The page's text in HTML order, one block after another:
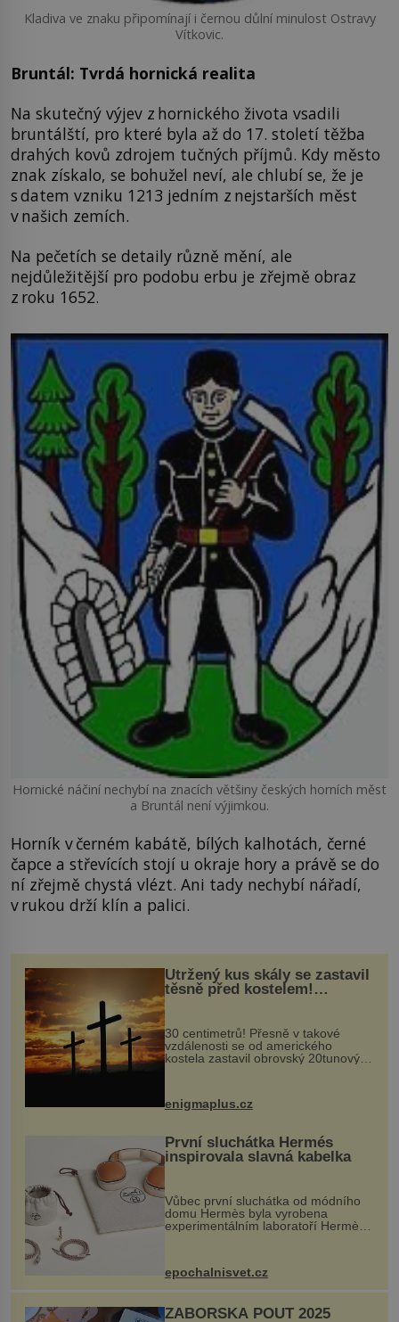
Kladiva ve znaku připomínají i černou důlní minulost Ostravy
Vítkovic.
Bruntál: Tvrdá hornická realita
Na skutečný výjev z hornického života vsadili
bruntálští, pro které byla až do 17. století těžba
drahých kovů zdrojem tučných příjmů. Kdy město
znak získalo, se bohužel neví, ale chlubí se, že je
s datem vzniku 1213 jedním z nejstarších měst
v našich zemích.
Na pečetích se detaily různě mění, ale
nejdůležitější pro podobu erbu je zřejmě obraz
z roku 1652.
Hornické náčiní nechybí na znacích většiny českých horních měst
a Bruntál není výjimkou.
Horník v černém kabátě, bílých kalhotách, černé
čapce a střevících stojí u okraje hory a právě se do
ní zřejmě chystá vlézt. Ani tady nechybí nářadí,
v rukou drží klín a palici.
Utržený kus skály se zastavil
těsně před kostelem!
Ochránila ho boží síla?
30 centimetrů! Přesně v takové
vzdálenosti se od amerického
kostela zastavil obrovský 20tunový
...
enigmaplus.cz
První sluchátka Hermés
inspirovala slavná kabelka
Vůbec první sluchátka od módního
domu Hermès byla vyrobena
experimentálním laboratoří Hermès
kovový...
epochalnisvet.cz
ZÁBOŘSKÁ POUŤ 2025